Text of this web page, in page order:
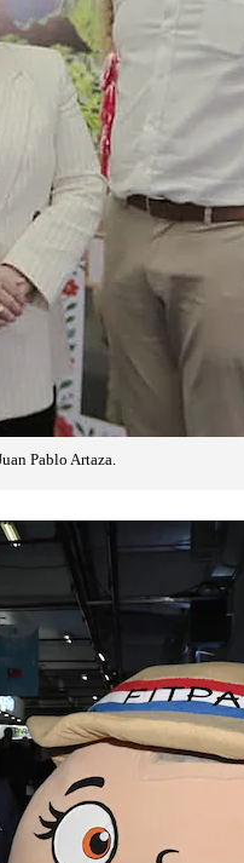
Pablo Artaza.